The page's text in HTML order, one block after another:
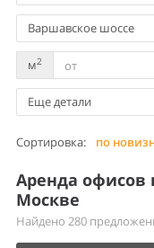
Варшавское шоссе
м2
Еще детали
Сортировка: по
Аренда офисов
Москве
Найдено 280